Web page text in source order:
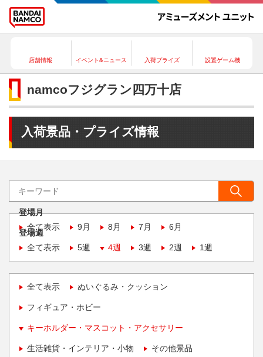
店舗情報 イベント&ニュース 入荷プライズ 設置ゲーム機
namcoフジグラン四万十店
入荷景品・プライズ情報
登場月
全て表示
9月 8月 7月 6月
登場週
全て表示
5週 4週 3週 2週 1週
全て表示 ぬいぐるみ・クッション
フィギュア・ホビー
キーホルダー・マスコット・アクセサリー
生活雑貨・インテリア・小物 その他景品